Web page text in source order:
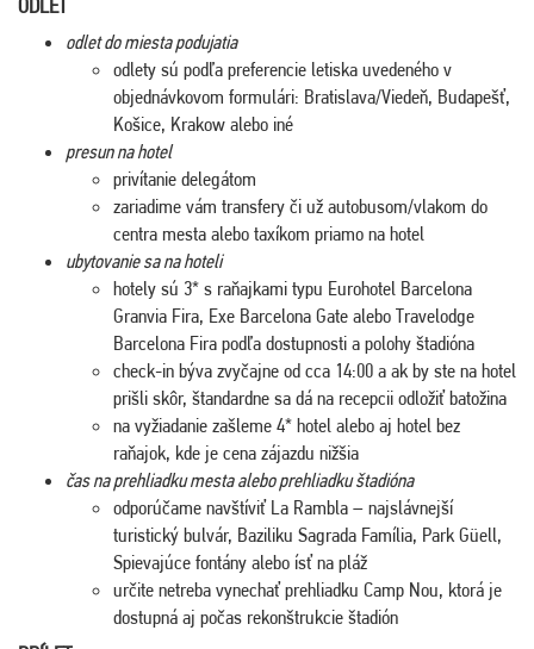
odlet do miesta podujatia
odlety sú podľa preferencie letiska uvedeného v
objednávkovom formulári: Bratislava/Viedeň, Budapešť,
Košice, Krakow alebo iné
presun na hotel
privítanie delegátom
zariadime vám transfery či už autobusom/vlakom do
centra mesta alebo taxíkom priamo na hotel
ubytovanie sa na hoteli
hotely sú 3* s raňajkami typu Eurohotel Barcelona
Granvia Fira, Exe Barcelona Gate alebo Travelodge
Barcelona Fira podľa dostupnosti a polohy štadióna
check-in býva zvyčajne od cca 14:00 a ak by ste na hotel
prišli skôr, štandardne sa dá na recepcii odložiť batožina
na vyžiadanie zašleme 4* hotel alebo aj hotel bez
raňajok, kde je cena zájazdu nižšia
čas na prehliadku mesta alebo prehliadku štadióna
odporúčame navštíviť La Rambla – najslávnejší
turistický bulvár, Baziliku Sagrada Família, Park Güell,
Spievajúce fontány alebo ísť na pláž
určite netreba vynechať prehliadku Camp Nou, ktorá je
dostupná aj počas rekonštrukcie štadión